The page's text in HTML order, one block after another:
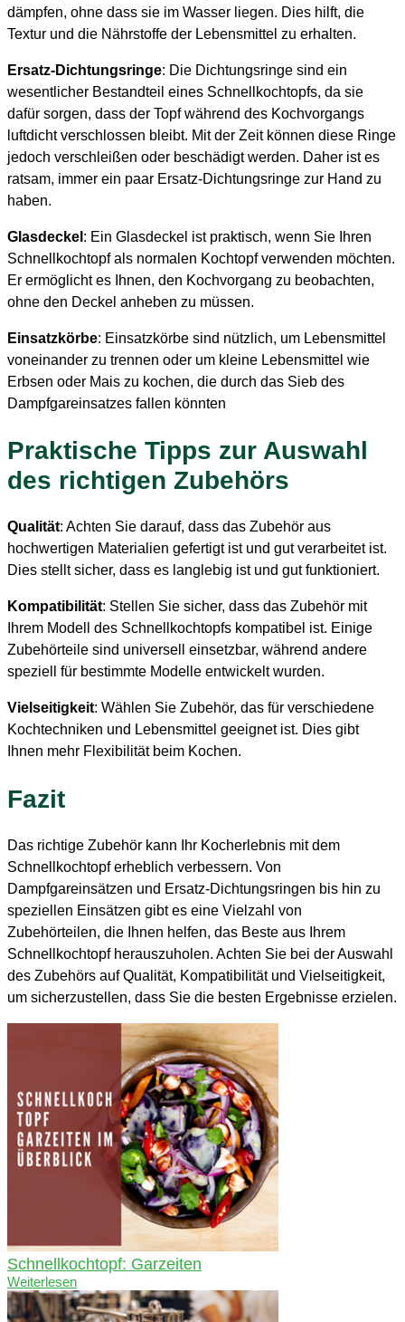
dämpfen, ohne dass sie im Wasser liegen. Dies hilft, die
Textur und die Nährstoffe der Lebensmittel zu erhalten.
Ersatz-Dichtungsringe: Die Dichtungsringe sind ein
wesentlicher Bestandteil eines Schnellkochtopfs, da sie
dafür sorgen, dass der Topf während des Kochvorgangs
luftdicht verschlossen bleibt. Mit der Zeit können diese Ringe
jedoch verschleißen oder beschädigt werden. Daher ist es
ratsam, immer ein paar Ersatz-Dichtungsringe zur Hand zu
haben.
Glasdeckel : Ein Glasdeckel ist praktisch, wenn Sie Ihren
Schnellkochtopf als normalen Kochtopf verwenden möchten.
Er ermöglicht es Ihnen, den Kochvorgang zu beobachten,
ohne den Deckel anheben zu müssen.
Einsatzkörbe: Einsatzkörbe sind nützlich, um Lebensmittel
voneinander zu trennen oder um kleine Lebensmittel wie
Erbsen oder Mais zu kochen, die durch das Sieb des
Dampfgareinsatzes fallen könnten
Praktische Tipps zur Auswahl
des richtigen Zubehörs
Qualität: Achten Sie darauf, dass das Zubehör aus
hochwertigen Materialien gefertigt ist und gut verarbeitet ist.
Dies stellt sicher, dass es langlebig ist und gut funktioniert.
Kompatibilität: Stellen Sie sicher, dass das Zubehör mit
Ihrem Modell des Schnellkochtopfs kompatibel ist. Einige
Zubehörteile sind universell einsetzbar, während andere
speziell für bestimmte Modelle entwickelt wurden.
Vielseitigkeit: Wählen Sie Zubehör, das für verschiedene
Kochtechniken und Lebensmittel geeignet ist. Dies gibt
Ihnen mehr Flexibilität beim Kochen.
Fazit
Das richtige Zubehör kann Ihr Kocherlebnis mit dem
Schnellkochtopf erheblich verbessern. Von
Dampfgareinsätzen und Ersatz-Dichtungsringen bis hin zu
speziellen Einsätzen gibt es eine Vielzahl von
Zubehörteilen, die Ihnen helfen, das Beste aus Ihrem
Schnellkochtopf herauszuholen. Achten Sie bei der Auswahl
des Zubehörs auf Qualität, Kompatibilität und Vielseitigkeit,
um sicherzustellen, dass Sie die besten Ergebnisse erzielen.
Schnellkochtopf: Garzeiten
Weiterlesen